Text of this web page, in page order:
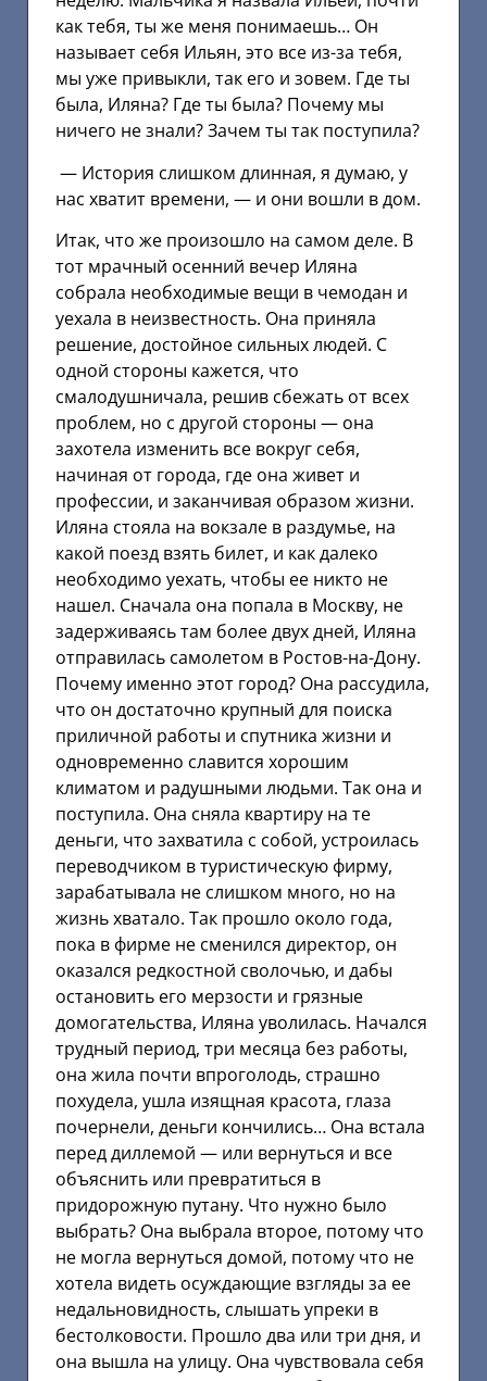
как тебя, ты же меня понимаешь… Он
называет себя Ильян, это все из-за тебя,
мы уже привыкли, так его и зовем. Где ты
была, Иляна? Где ты была? Почему мы
ничего не знали? Зачем ты так поступила?
— История слишком длинная, я думаю, у
нас хватит времени, — и они вошли в дом.
Итак, что же произошло на самом деле. В
тот мрачный осенний вечер Иляна
собрала необходимые вещи в чемодан и
уехала в неизвестность. Она приняла
решение, достойное сильных людей. С
одной стороны кажется, что
смалодушничала, решив сбежать от всех
проблем, но с другой стороны — она
захотела изменить все вокруг себя,
начиная от города, где она живет и
профессии, и заканчивая образом жизни.
Иляна стояла на вокзале в раздумье, на
какой поезд взять билет, и как далеко
необходимо уехать, чтобы ее никто не
нашел. Сначала она попала в Москву, не
задерживаясь там более двух дней, Иляна
отправилась самолетом в Ростов-на-Дону.
Почему именно этот город? Она рассудила,
что он достаточно крупный для поиска
приличной работы и спутника жизни и
одновременно славится хорошим
климатом и радушными людьми. Так она и
поступила. Она сняла квартиру на те
деньги, что захватила с собой, устроилась
переводчиком в туристическую фирму,
зарабатывала не слишком много, но на
жизнь хватало. Так прошло около года,
пока в фирме не сменился директор, он
оказался редкостной сволочью, и дабы
остановить его мерзости и грязные
домогательства, Иляна уволилась. Начался
трудный период, три месяца без работы,
она жила почти впроголодь, страшно
похудела, ушла изящная красота, глаза
почернели, деньги кончились… Она встала
перед диллемой — или вернуться и все
объяснить или превратиться в
придорожную путану. Что нужно было
выбрать? Она выбрала второе, потому что
не могла вернуться домой, потому что не
хотела видеть осуждающие взгляды за ее
недальновидность, слышать упреки в
бестолковости. Прошло два или три дня, и
она вышла на улицу. Она чувствовала себя